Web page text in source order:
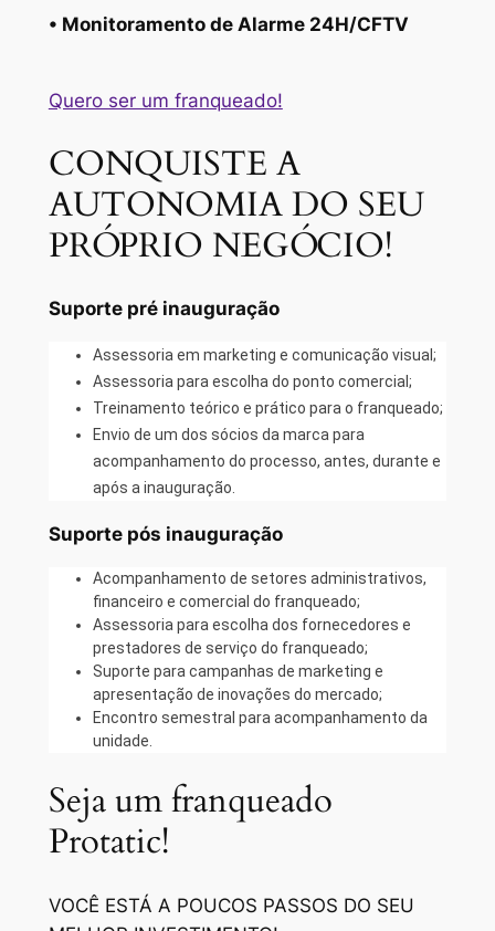
• Monitoramento de Alarme 24H/CFTV
Quero ser um franqueado!
CONQUISTE A
AUTONOMIA DO SEU
PRÓPRIO NEGÓCIO!
Suporte pré inauguração
Assessoria em marketing e comunicação visual;
Assessoria para escolha do ponto comercial;
Treinamento teórico e prático para o franqueado;
Envio de um dos sócios da marca para
acompanhamento do processo, antes, durante e
após a inauguração.
Suporte pós inauguração
Acompanhamento de setores administrativos,
financeiro e comercial do franqueado;
Assessoria para escolha dos fornecedores e
prestadores de serviço do franqueado;
Suporte para campanhas de marketing e
apresentação de inovações do mercado;
Encontro semestral para acompanhamento da
unidade.
Seja um franqueado
Protatic!
VOCÊ ESTÁ A POUCOS PASSOS DO SEU